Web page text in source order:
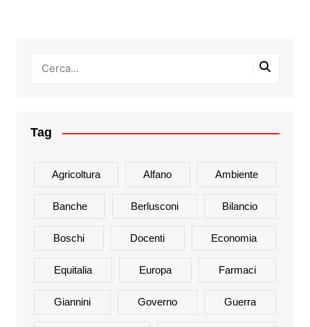
Tag
Agricoltura Alfano Ambiente
Banche Berlusconi Bilancio
Boschi Docenti Economia
Equitalia Europa Farmaci
Giannini Governo Guerra